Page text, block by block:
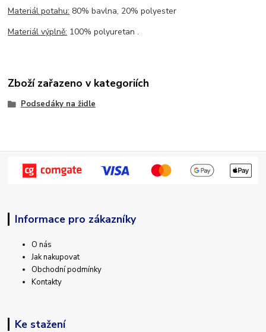
Materiál potahu: 80% bavlna, 20% polyester
Materiál výplně: 100% polyuretan .
Zboží zařazeno v kategoriích
Podsedáky na židle
Informace pro zákazníky
O nás
Jak nakupovat
Obchodní podmínky
Kontakty
Ke stažení